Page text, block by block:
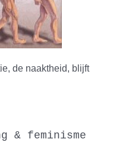
de naaktheid, blijft
& feminisme